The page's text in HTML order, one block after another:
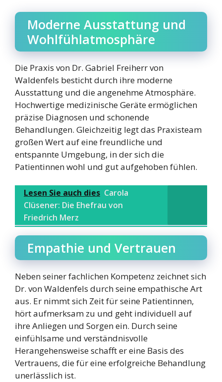
Moderne Ausstattung und
Wohlfühlatmosphäre
Die Praxis von Dr. Gabriel Freiherr von
Waldenfels besticht durch ihre moderne
Ausstattung und die angenehme Atmosphäre.
Hochwertige medizinische Geräte ermöglichen
präzise Diagnosen und schonende
Behandlungen. Gleichzeitig legt das Praxisteam
großen Wert auf eine freundliche und
entspannte Umgebung, in der sich die
Patientinnen wohl und gut aufgehoben fühlen.
Lesen Sie auch dies Carola
Clüsener: Die Ehefrau von
Friedrich Merz
Empathie und Vertrauen
Neben seiner fachlichen Kompetenz zeichnet sich
Dr. von Waldenfels durch seine empathische Art
aus. Er nimmt sich Zeit für seine Patientinnen,
hört aufmerksam zu und geht individuell auf
ihre Anliegen und Sorgen ein. Durch seine
einfühlsame und verständnisvolle
Herangehensweise schafft er eine Basis des
Vertrauens, die für eine erfolgreiche Behandlung
unerlässlich ist.